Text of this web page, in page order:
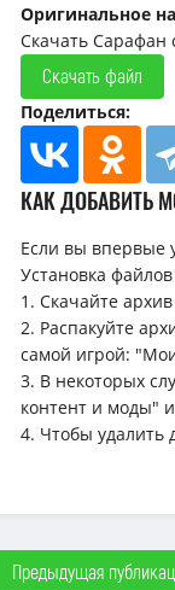
Оригинальное
Скачать Сарафан
Скачать файл
Поделиться:
КАК ДОБАВИТЬ
Если вы впервые
Установка
1. Скачайте
2. Распакуйте
самой игрой:
3. В некоторых
контент и моды"
4. Чтобы удалить
Предыдущая